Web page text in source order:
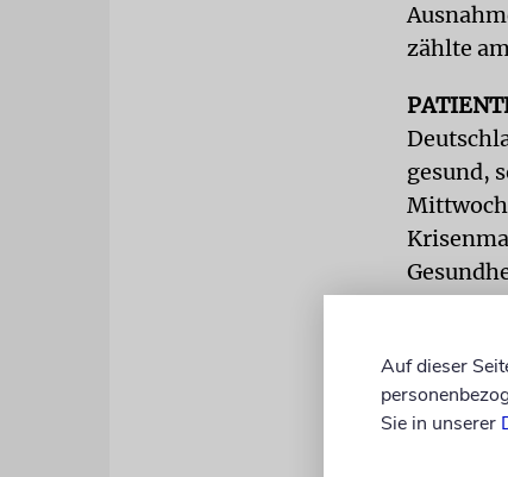
zählte
gesund,
Mittwoch
Auf dieser
Sie in unserer